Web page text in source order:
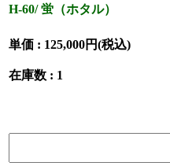
H-60/ 蛍（ホタル）
単価 : 125,000円(税込)
在庫数 : 1